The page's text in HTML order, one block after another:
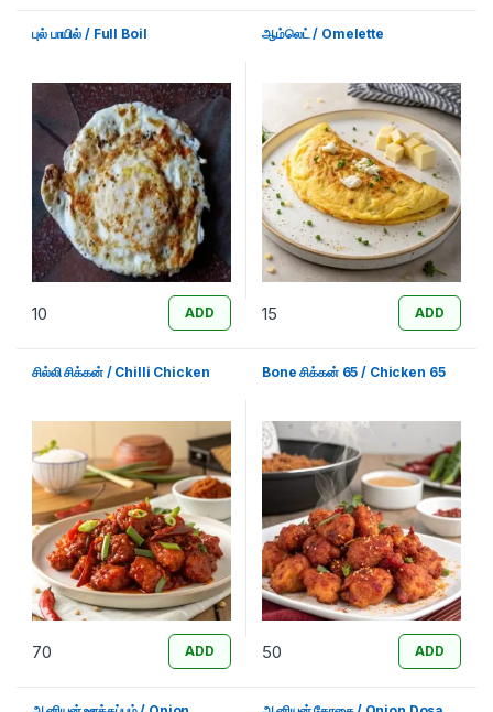
புல் பாயில் / Full Boil
10 ADD
ஆம்லெட் / Omelette
15 ADD
சில்லி சிக்கன் / Chilli Chicken
70 ADD
Bone சிக்கன் 65 / Chicken 65
50 ADD